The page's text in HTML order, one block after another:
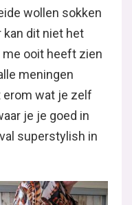
wollen sokken
dit niet het
ooit heeft zien
meningen
erom wat je zelf
je je goed in
superstylish in